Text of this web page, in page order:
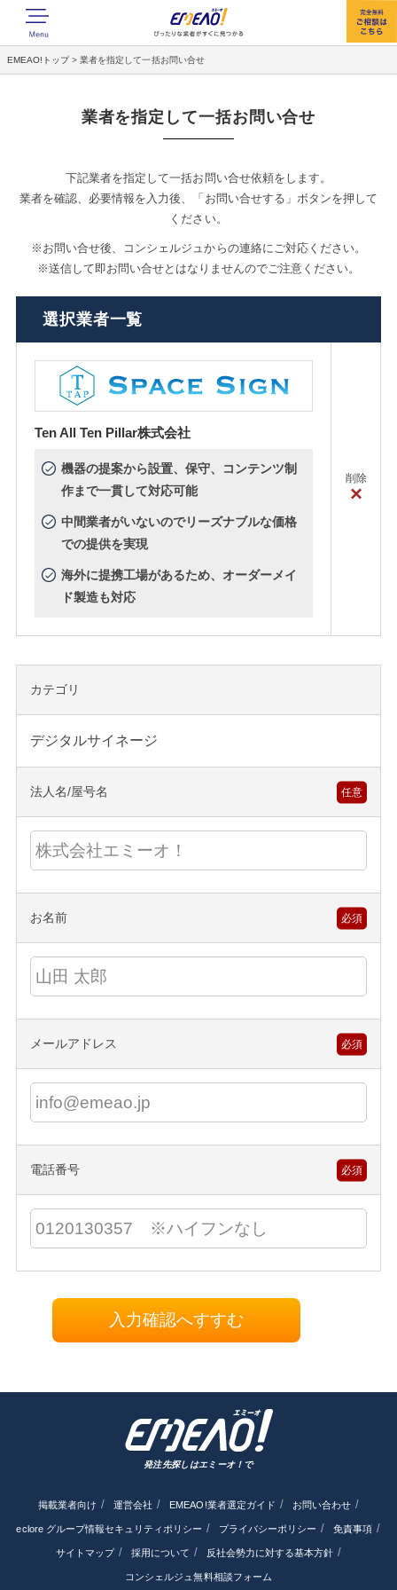
EMEAO!トップ>業者を指定して一括お問い合せ
業者を指定して一括お問い合せ
下記業者を指定して一括お問い合せ依頼をします。
業者を確認、必要情報を入力後、「お問い合せする」ボタンを押して
ください。
※お問い合せ後、コンシェルジュからの連絡にご対応ください。
※送信して即お問い合せとはなりませんのでご注意ください。
選択業者一覧
Ten All Ten Pillar株式会社
機器の提案から設置、保守、コンテンツ制
作まで一貫して対応可能
中間業者がいないのでリーズナブルな価格
での提供を実現
海外に提携工場があるため、オーダーメイ
ド製造も対応
削除
×
カテゴリ
デジタルサイネージ
法人名/屋号名 任意
お名前 必須
メールアドレス 必須
電話番号 必須
入力確認へすすむ
発注先探しはエミーオ！で
掲載業者向け 運営会社 EMEAO!業者選定ガイド お問い合わせ
eclore グループ情報セキュリティポリシー プライバシーポリシー 免責事項
サイトマップ 採用について 反社会勢力に対する基本方針
コンシェルジュ無料相談フォーム